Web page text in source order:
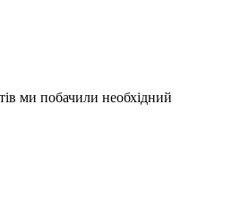
ми побачили необхідний